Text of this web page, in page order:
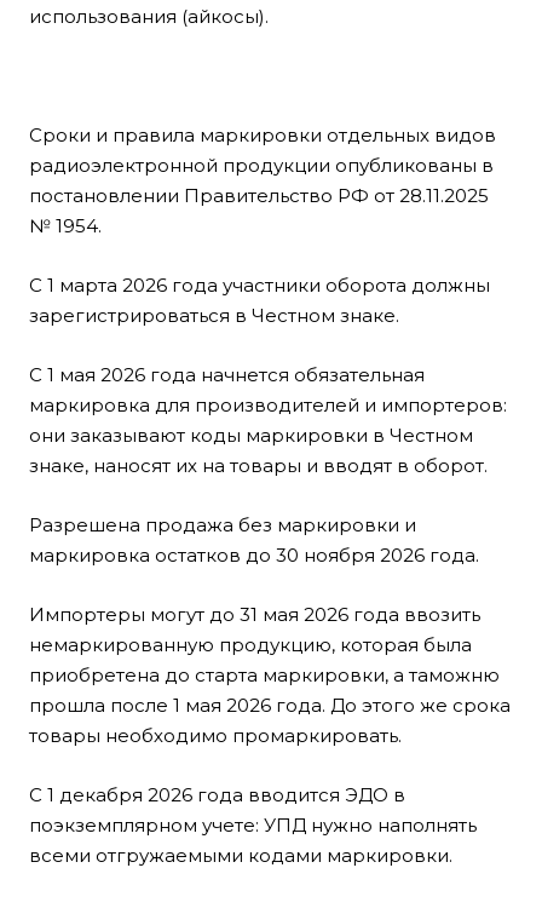
использования (айкосы).
Сроки и правила маркировки отдельных видов
радиоэлектронной продукции опубликованы в
постановлении Правительство РФ от 28.11.2025
№ 1954.
С 1 марта 2026 года участники оборота должны
зарегистрироваться в Честном знаке.
С 1 мая 2026 года начнется обязательная
маркировка для производителей и импортеров:
они заказывают коды маркировки в Честном
знаке, наносят их на товары и вводят в оборот.
Разрешена продажа без маркировки и
маркировка остатков до 30 ноября 2026 года.
Импортеры могут до 31 мая 2026 года ввозить
немаркированную продукцию, которая была
приобретена до старта маркировки, а таможню
прошла после 1 мая 2026 года. До этого же срока
товары необходимо промаркировать.
С 1 декабря 2026 года вводится ЭДО в
поэкземплярном учете: УПД нужно наполнять
всеми отгружаемыми кодами маркировки.